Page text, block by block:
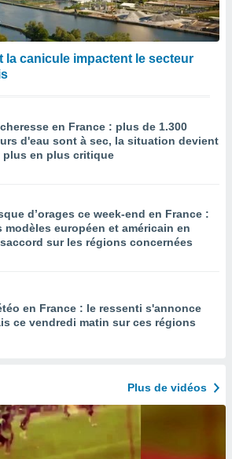
la canicule impactent le secteur
en France : plus de 1.300
d'eau sont à sec, la situation devient
plus en plus critique
d’orages ce week-end en France :
modèles européen et américain en
sur les régions concernées
en France : le ressenti s'annonce
ce vendredi matin sur ces régions
Plus de vidéos